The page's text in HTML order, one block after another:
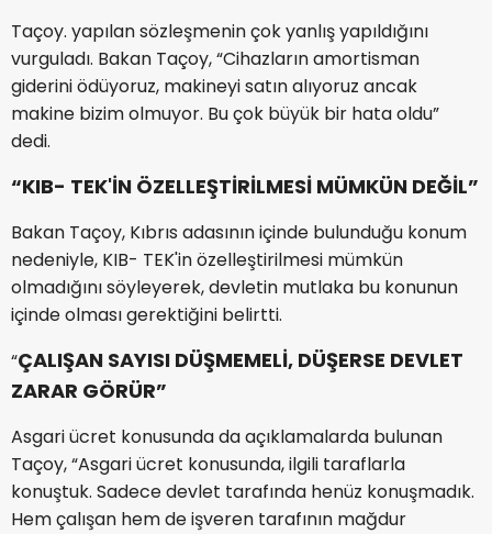
Taçoy. yapılan sözleşmenin çok yanlış yapıldığını
vurguladı. Bakan Taçoy, “Cihazların amortisman
giderini ödüyoruz, makineyi satın alıyoruz ancak
makine bizim olmuyor. Bu çok büyük bir hata oldu”
dedi.
“KIB- TEK'İN ÖZELLEŞTİRİLMESİ MÜMKÜN DEĞİL”
Bakan Taçoy, Kıbrıs adasının içinde bulunduğu konum
nedeniyle, KIB- TEK'in özelleştirilmesi mümkün
olmadığını söyleyerek, devletin mutlaka bu konunun
içinde olması gerektiğini belirtti.
“ÇALIŞAN SAYISI DÜŞMEMELİ, DÜŞERSE DEVLET
ZARAR GÖRÜR”
Asgari ücret konusunda da açıklamalarda bulunan
Taçoy, “Asgari ücret konusunda, ilgili taraflarla
konuştuk. Sadece devlet tarafında henüz konuşmadık.
Hem çalışan hem de işveren tarafının mağdur